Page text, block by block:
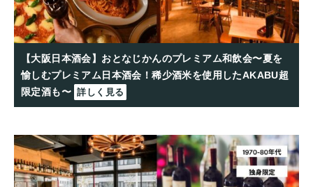
【大阪日本酒会】おとなじかんのプレミアム和飲会〜夏を
愉しむプレミアム日本酒会！稀少酒米を使用したAKABU超
限定酒も〜 詳しく見る